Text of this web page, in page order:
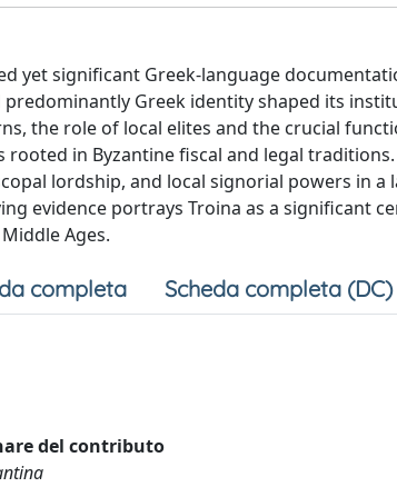
yet significant Greek-language
Greek identity shaped its
the role of local elites and the crucial
in Byzantine fiscal and legal
lordship, and local signorial powers in
evidence portrays Troina as a significant
Ages.
completa Scheda completa (DC)
del contributo